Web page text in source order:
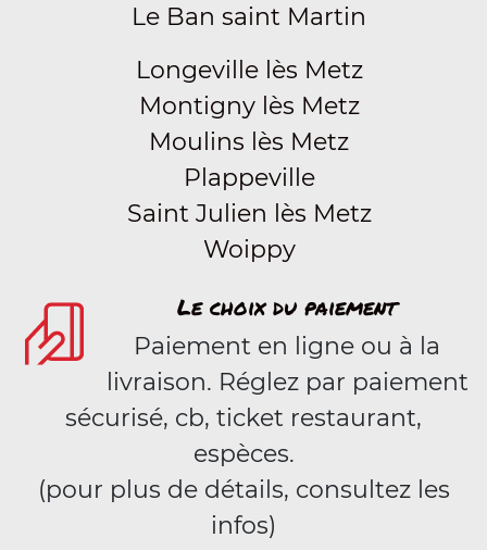
Le Ban saint Martin
Longeville lès Metz
Montigny lès Metz
Moulins lès Metz
Plappeville
Saint Julien lès Metz
Woippy
Le choix du paiement
Paiement en ligne ou à la
livraison. Réglez par paiement
sécurisé, cb, ticket restaurant,
espèces.
(pour plus de détails, consultez les
infos)